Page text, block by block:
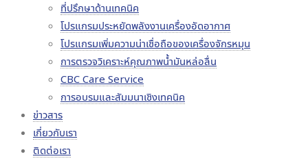
ที่ปรึกษาด้านเทคนิค
โปรแกรมประหยัดพลังงานเครื่องอัดอากาศ
โปรแกรมเพิ่มความน่าเชื่อถือของเครื่องจักรหมุน
การตรวจวิเคราะห์คุณภาพน้ำมันหล่อลื่น
CBC Care Service
การอบรมและสัมมนาเชิงเทคนิค
ข่าวสาร
เกี่ยวกับเรา
ติดต่อเรา